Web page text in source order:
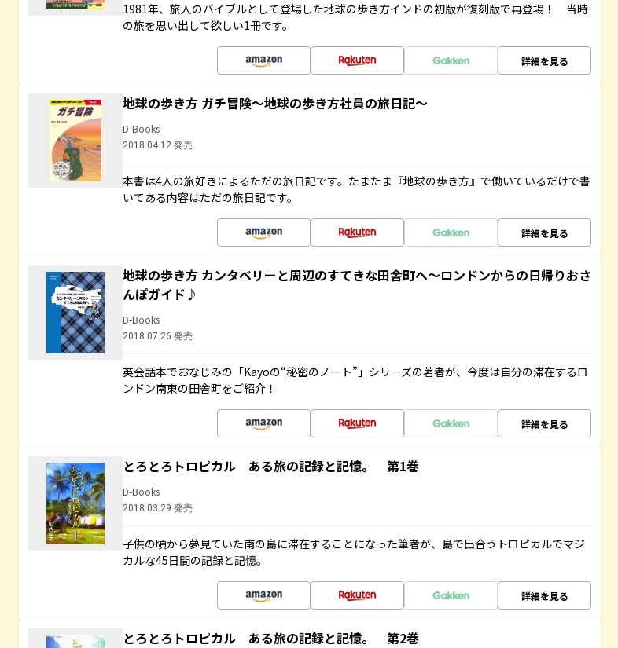
1981年、旅人のバイブルとして登場した地球の歩き方インドの初版が復刻版で再登場！ 当時
の旅を思い出して欲しい1冊です。
詳細を見る
地球の歩き方 ガチ冒険～地球の歩き方社員の旅日記～
D-Books
2018.04.12 発売
本書は4人の旅好きによるただの旅日記です。たまたま『地球の歩き方』で働いているだけで書
いてある内容はただの旅日記です。
詳細を見る
地球の歩き方 カンタベリーと周辺のすてきな田舎町へ～ロンドンからの日帰りおさ
んぽガイド♪
D-Books
2018.07.26 発売
英会話本でおなじみの「Kayoの“秘密のノート”」シリーズの著者が、今度は自分の滞在するロ
ンドン南東の田舎町をご紹介！
詳細を見る
とろとろトロピカル ある旅の記録と記憶。 第1巻
D-Books
2018.03.29 発売
子供の頃から夢見ていた南の島に滞在することになった筆者が、島で出合うトロピカルでマジ
カルな45日間の記録と記憶。
詳細を見る
とろとろトロピカル ある旅の記録と記憶。 第2巻